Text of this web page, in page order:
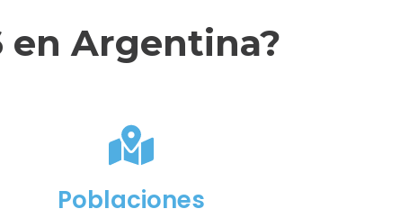
en Argentina?
Poblaciones